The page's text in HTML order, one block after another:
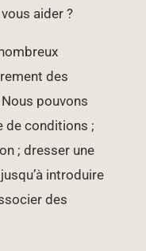
aider ?
des
pouvons
de conditions ;
; dresser une
introduire
des